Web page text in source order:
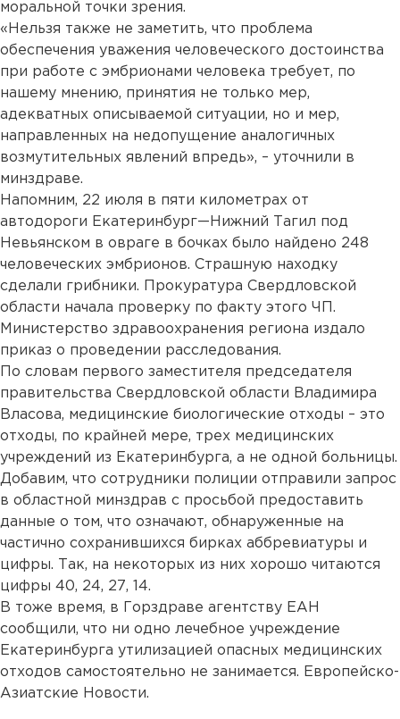
моральной точки зрения.
«Нельзя также не заметить, что проблема
обеспечения уважения человеческого достоинства
при работе с эмбрионами человека требует, по
нашему мнению, принятия не только мер,
адекватных описываемой ситуации, но и мер,
направленных на недопущение аналогичных
возмутительных явлений впредь», – уточнили в
минздраве.
Напомним, 22 июля в пяти километрах от
автодороги Екатеринбург—Нижний Тагил под
Невьянском в овраге в бочках было найдено 248
человеческих эмбрионов. Страшную находку
сделали грибники. Прокуратура Свердловской
области начала проверку по факту этого ЧП.
Министерство здравоохранения региона издало
приказ о проведении расследования.
По словам первого заместителя председателя
правительства Свердловской области Владимира
Власова, медицинские биологические отходы – это
отходы, по крайней мере, трех медицинских
учреждений из Екатеринбурга, а не одной больницы.
Добавим, что сотрудники полиции отправили запрос
в областной минздрав с просьбой предоставить
данные о том, что означают, обнаруженные на
частично сохранившихся бирках аббревиатуры и
цифры. Так, на некоторых из них хорошо читаются
цифры 40, 24, 27, 14.
В тоже время, в Горздраве агентству ЕАН
сообщили, что ни одно лечебное учреждение
Екатеринбурга утилизацией опасных медицинских
отходов самостоятельно не занимается. Европейско-
Азиатские Новости.